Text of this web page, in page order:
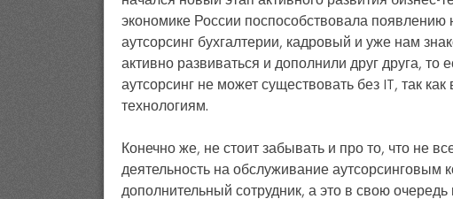
экономике России поспособствовала появлению
аутсорсинг бухгалтерии, кадровый и уже нам
активно развиваться и дополнили друг друга, то
аутсорсинг не может существовать без IT, так
технологиям.
Конечно же, не стоит забывать и про то, что не
деятельность на обслуживание
дополнительный сотрудник, а это в свою